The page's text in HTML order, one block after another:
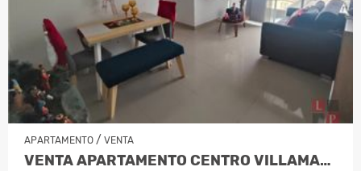
APARTAMENTO / VENTA
VENTA APARTAMENTO CENTRO VILLAMARÍA,…